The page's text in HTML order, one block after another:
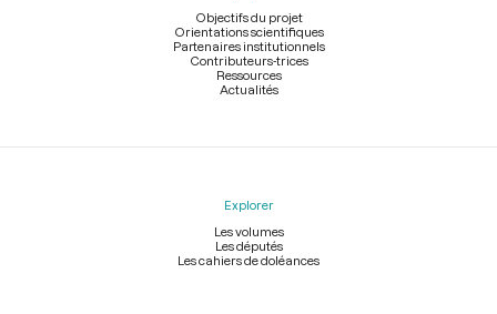
Objectifs du projet
Orientations scientifiques
Partenaires institutionnels
Contributeurs-trices
Ressources
Actualités
Explorer
Les volumes
Les députés
Les cahiers de doléances